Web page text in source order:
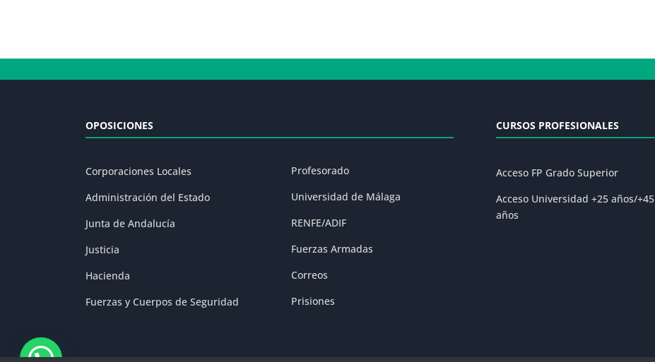
OPOSICIONES
Corporaciones Locales
Administración del Estado
Junta de Andalucía
Justicia
Hacienda
Fuerzas y Cuerpos de Seguridad
Profesorado
Universidad de Málaga
RENFE/ADIF
Fuerzas Armadas
Correos
Prisiones
CURSOS PROFESIONALES
Acceso FP Grado Superior
Acceso Universidad +25 años/+45
años